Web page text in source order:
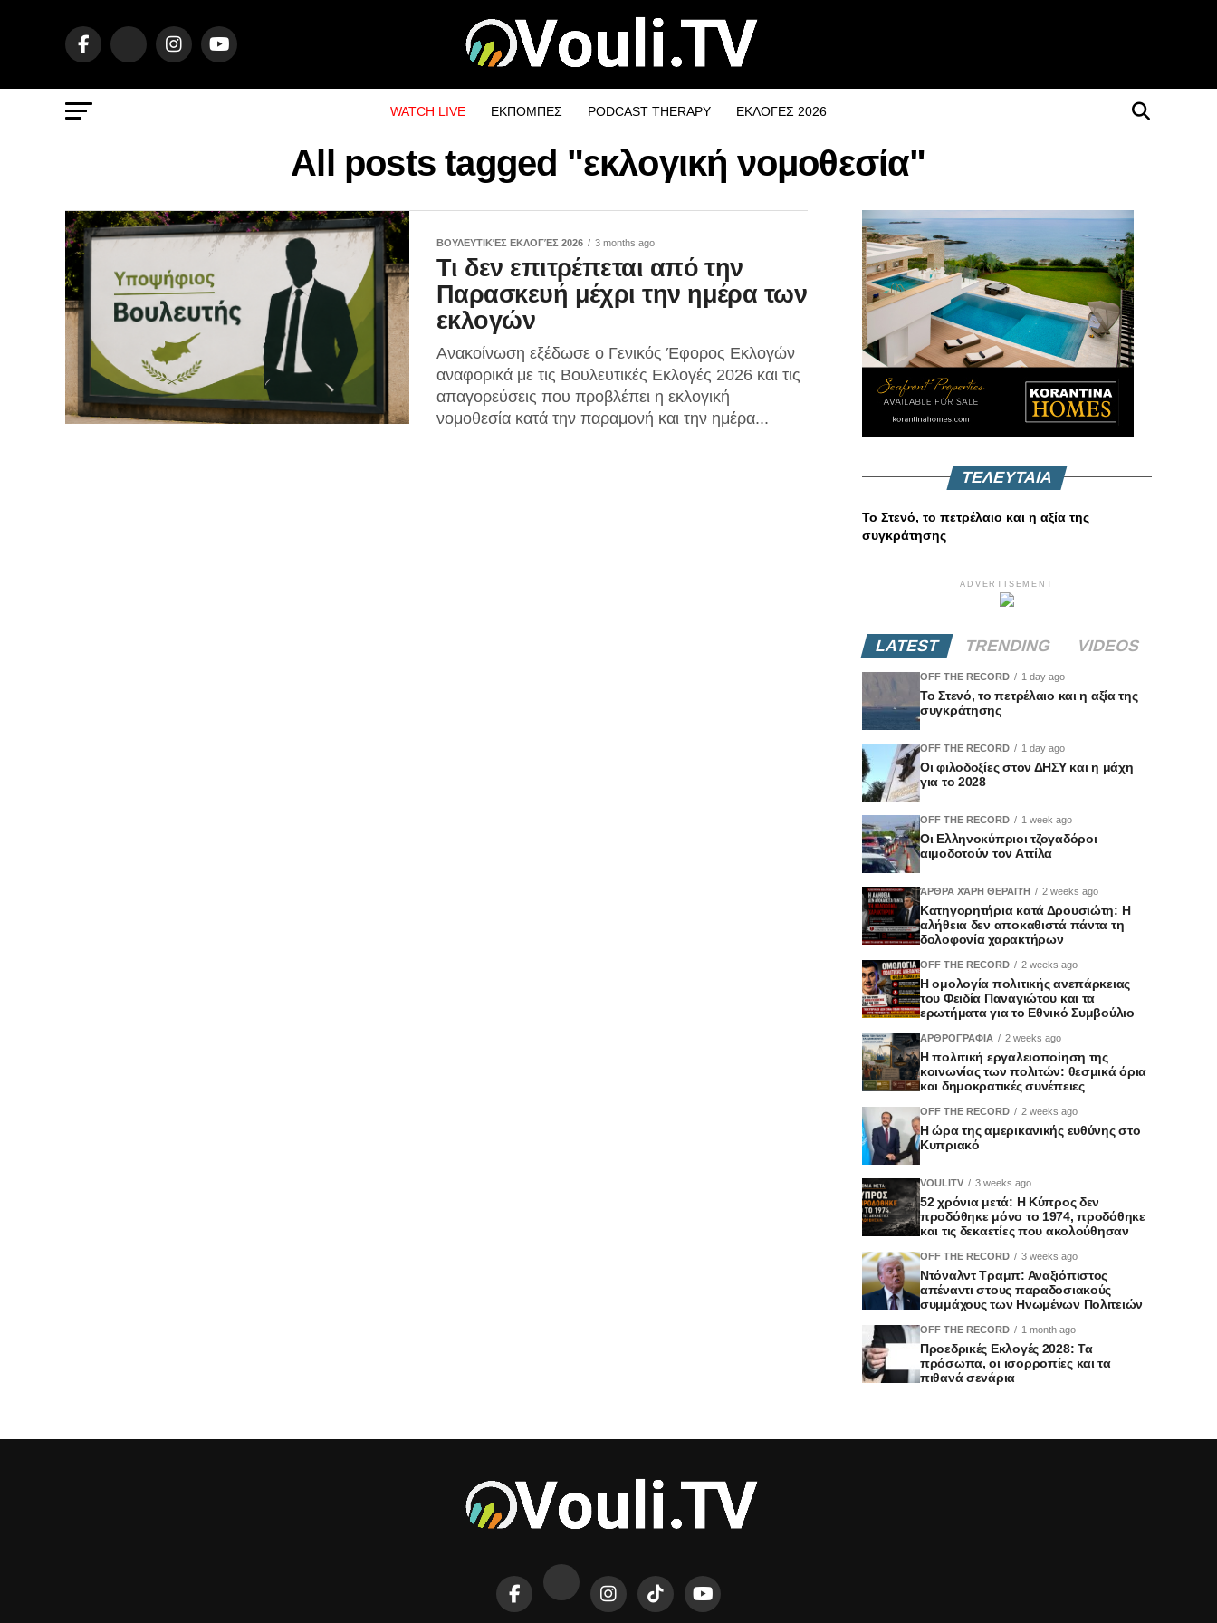
WATCH LIVE ΕΚΠΟΜΠΕΣ PODCAST THERAPY ΕΚΛΟΓΕΣ 2026
All posts tagged "εκλογική νομοθεσία"
ΒΟΥΛΕΥΤΙΚΈΣ ΕΚΛΟΓΈΣ 2026 3 months ago
Τι δεν επιτρέπεται από την
Παρασκευή μέχρι την ημέρα των
εκλογών
Ανακοίνωση εξέδωσε ο Γενικός Έφορος Εκλογών
αναφορικά με τις Βουλευτικές Εκλογές 2026 και τις
απαγορεύσεις που προβλέπει η εκλογική
νομοθεσία κατά την παραμονή και την ημέρα...
ΤΕΛΕΥΤΑΙΑ
Το Στενό, το πετρέλαιο και η αξία της
συγκράτησης
ADVERTISEMENT
LATEST TRENDING VIDEOS
OFF THE RECORD 1 day ago
Το Στενό, το πετρέλαιο και η αξία της
συγκράτησης
OFF THE RECORD 1 day ago
Οι φιλοδοξίες στον ΔΗΣΥ και η μάχη
για το 2028
OFF THE RECORD 1 week ago
Οι Ελληνοκύπριοι τζογαδόροι
αιμοδοτούν τον Αττίλα
ΆΡΘΡΑ ΧΆΡΗ ΘΕΡΑΠΉ 2 weeks ago
Κατηγορητήρια κατά Δρουσιώτη: Η
αλήθεια δεν αποκαθιστά πάντα τη
δολοφονία χαρακτήρων
OFF THE RECORD 2 weeks ago
Η ομολογία πολιτικής ανεπάρκειας
του Φειδία Παναγιώτου και τα
ερωτήματα για το Εθνικό Συμβούλιο
ΑΡΘΡΟΓΡΑΦΙΑ 2 weeks ago
Η πολιτική εργαλειοποίηση της
κοινωνίας των πολιτών: θεσμικά όρια
και δημοκρατικές συνέπειες
OFF THE RECORD 2 weeks ago
Η ώρα της αμερικανικής ευθύνης στο
Κυπριακό
VOULITV 3 weeks ago
52 χρόνια μετά: Η Κύπρος δεν
προδόθηκε μόνο το 1974, προδόθηκε
και τις δεκαετίες που ακολούθησαν
OFF THE RECORD 3 weeks ago
Ντόναλντ Τραμπ: Αναξιόπιστος
απέναντι στους παραδοσιακούς
συμμάχους των Ηνωμένων Πολιτειών
OFF THE RECORD 1 month ago
Προεδρικές Εκλογές 2028: Τα
πρόσωπα, οι ισορροπίες και τα
πιθανά σενάρια